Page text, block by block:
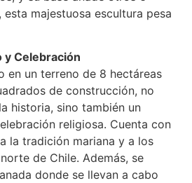
majestuosa escultura pesa
y Celebración
en un terreno de 8 hectáreas
de construcción, no
historia, sino también un
religiosa. Cuenta con
la tradición mariana y a los
de Chile. Además, se
donde se llevan a cabo